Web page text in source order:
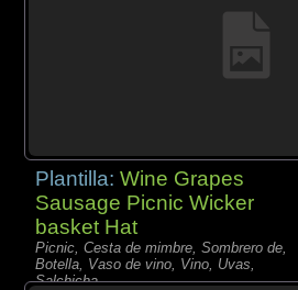
Plantilla:Wine Grapes
Sausage Picnic Wicker
basket Hat
Picnic, Cesta de mimbre, Sombrero de,
Botella, Vaso de vino, Vino, Uvas,
Salchicha,